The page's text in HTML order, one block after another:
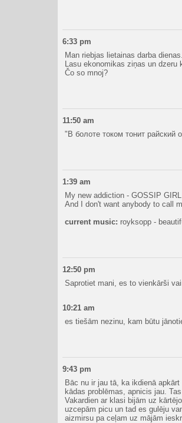
6:33 pm
Man riebjas lietainas darba
Lasu ekonomikas ziņas un
Čo so mnoj?
11:50 am
"В болоте током тонит райский
1:39 am
My new addiction - GOSSIP
And I don't want anybody to call
current music: royksopp -
12:50 pm
Saprotiet mani, es to vienkārši
10:21 am
es tiešām nezinu, kam būtu
9:43 pm
Bāc nu ir jau tā, ka ikdienā
kādas problēmas, apnicis jau.
Vakardien ar klasi bijām uz
uzcepām picu un tad es gulēju
aizmirsu pa ceļam uz mājām